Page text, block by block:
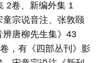
2卷、新编外集 1
宗说音注、张敦颐
唐柳先生集》43
，有《四部丛刊》影